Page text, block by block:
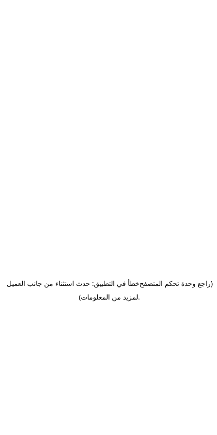
خطأ في التطبيق: حدث استثناء من جانب العميل(راجع وحدة تحكم المتصفح
لمزيد من المعلومات).